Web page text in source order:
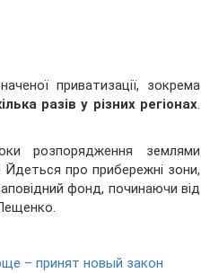
приватизації, зокрема
разів у різних регіонах.
розпорядження землями
Йдеться про прибережні зони,
фонд, починаючи від
– принят новый закон